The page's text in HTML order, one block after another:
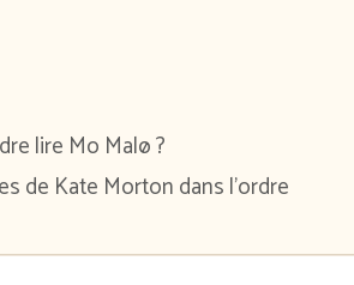
lire Mo Malø ?
de Kate Morton dans l’ordre